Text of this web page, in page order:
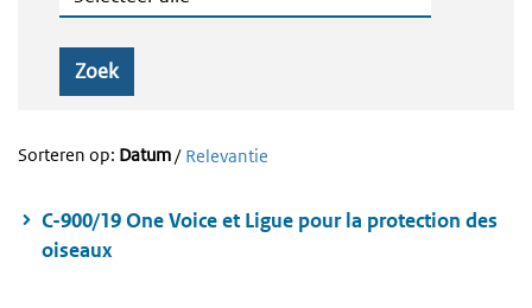
Zoek
Sorteren op: Datum/ Relevantie
C-900/19 One Voice et Ligue pour la protection des
oiseaux